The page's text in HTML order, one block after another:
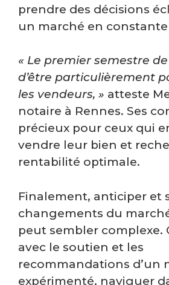
prendre des décisions
un marché en
« Le premier semestre
d’être particulièrement
les vendeurs, » atteste
notaire à Rennes. Ses
précieux pour ceux qui
vendre leur bien et
rentabilité optimale.
Finalement, anticiper et
changements du
peut sembler complexe.
avec le soutien et les
recommandations d’un
expérimenté, naviguer